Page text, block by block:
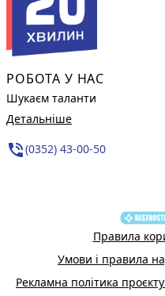
РОБОТА У НАС
Шукаєм таланти
Детальніше
phone_in_talk(0352) 43-00-50
Правила
Умови і правила
Рекламна політика